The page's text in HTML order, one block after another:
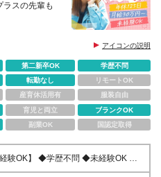
スの先輩も
アイコンの説明
第二新卒OK
学歴不問
転勤なし
リモートOK
産育休活用有
服装自由
育児と両立
ブランクOK
副業OK 国認定取得
経験OK】 ◆学歴不問 ◆未経験OK ◆
ちの方（AT限定可） ＼こんな